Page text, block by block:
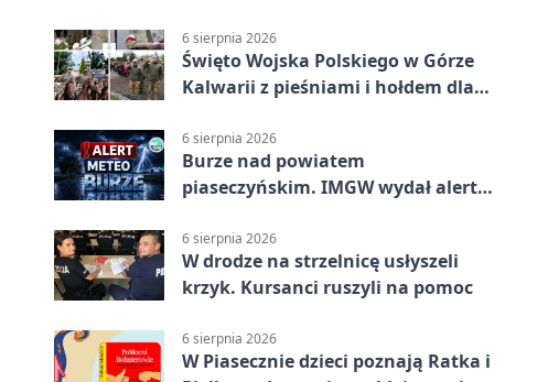
6 sierpnia 2026
Święto Wojska Polskiego w Górze
Kalwarii z pieśniami i hołdem dla
6 sierpnia 2026
Burze nad powiatem
piaseczyńskim. IMGW wydał alert
6 sierpnia 2026
W drodze na strzelnicę usłyszeli
krzyk. Kursanci ruszyli na pomoc
6 sierpnia 2026
W Piasecznie dzieci poznają Ratka i